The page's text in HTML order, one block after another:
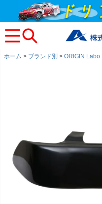
ホーム ブランド別 ORIGIN Labo.